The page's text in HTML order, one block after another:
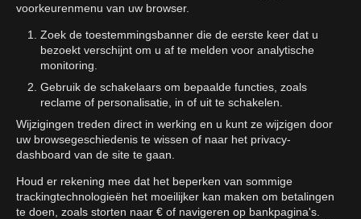
voorkeurenmenu van uw browser.
Zoek de toestemmingsbanner die de eerste keer dat u
bezoekt verschijnt om u af te melden voor analytische
monitoring.
Gebruik de schakelaars om bepaalde functies, zoals
reclame of personalisatie, in of uit te schakelen.
Wijzigingen treden direct in werking en u kunt ze wijzigen door
uw browsegeschiedenis te wissen of naar het privacy-
dashboard van de site te gaan.
Houd er rekening mee dat het beperken van sommige
trackingtechnologieën het moeilijker kan maken om betalingen
te doen, zoals storten naar € of navigeren op bankpagina's.